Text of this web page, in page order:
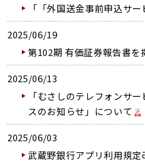
「「外国送金事前申込サ
2025/06/19
第102期 有価証券報告書を
2025/06/13
「むさしのテレフォンサ
スのお知らせ」について
2025/06/03
武蔵野銀行アプリ利用規定